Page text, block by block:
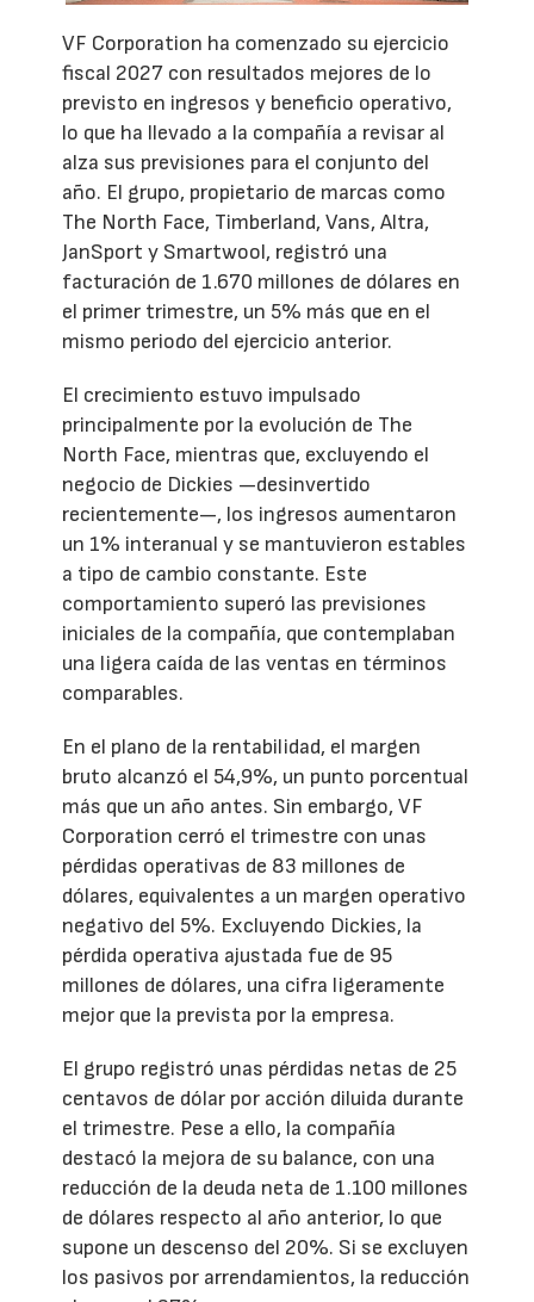
VF Corporation ha comenzado su ejercicio
fiscal 2027 con resultados mejores de lo
previsto en ingresos y beneficio operativo,
lo que ha llevado a la compañía a revisar al
alza sus previsiones para el conjunto del
año. El grupo, propietario de marcas como
The North Face, Timberland, Vans, Altra,
JanSport y Smartwool, registró una
facturación de 1.670 millones de dólares en
el primer trimestre, un 5% más que en el
mismo periodo del ejercicio anterior.
El crecimiento estuvo impulsado
principalmente por la evolución de The
North Face, mientras que, excluyendo el
negocio de Dickies —desinvertido
recientemente—, los ingresos aumentaron
un 1% interanual y se mantuvieron estables
a tipo de cambio constante. Este
comportamiento superó las previsiones
iniciales de la compañía, que contemplaban
una ligera caída de las ventas en términos
comparables.
En el plano de la rentabilidad, el margen
bruto alcanzó el 54,9%, un punto porcentual
más que un año antes. Sin embargo, VF
Corporation cerró el trimestre con unas
pérdidas operativas de 83 millones de
dólares, equivalentes a un margen operativo
negativo del 5%. Excluyendo Dickies, la
pérdida operativa ajustada fue de 95
millones de dólares, una cifra ligeramente
mejor que la prevista por la empresa.
El grupo registró unas pérdidas netas de 25
centavos de dólar por acción diluida durante
el trimestre. Pese a ello, la compañía
destacó la mejora de su balance, con una
reducción de la deuda neta de 1.100 millones
de dólares respecto al año anterior, lo que
supone un descenso del 20%. Si se excluyen
los pasivos por arrendamientos, la reducción